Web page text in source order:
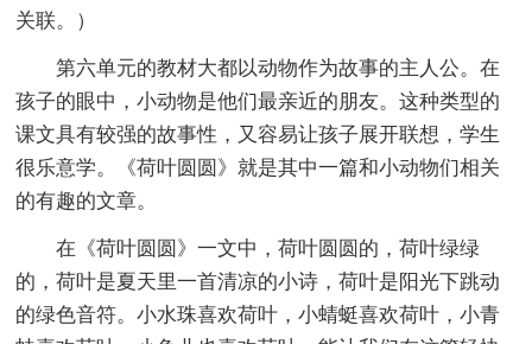
关联。）
第六单元的教材大都以动物作为故事的主人公。在
孩子的眼中，小动物是他们最亲近的朋友。这种类型的
课文具有较强的故事性，又容易让孩子展开联想，学生
很乐意学。《荷叶圆圆》就是其中一篇和小动物们相关
的有趣的文章。
在《荷叶圆圆》一文中，荷叶圆圆的，荷叶绿绿
的，荷叶是夏天里一首清凉的小诗，荷叶是阳光下跳动
的绿色音符。小水珠喜欢荷叶，小蜻蜓喜欢荷叶，小青